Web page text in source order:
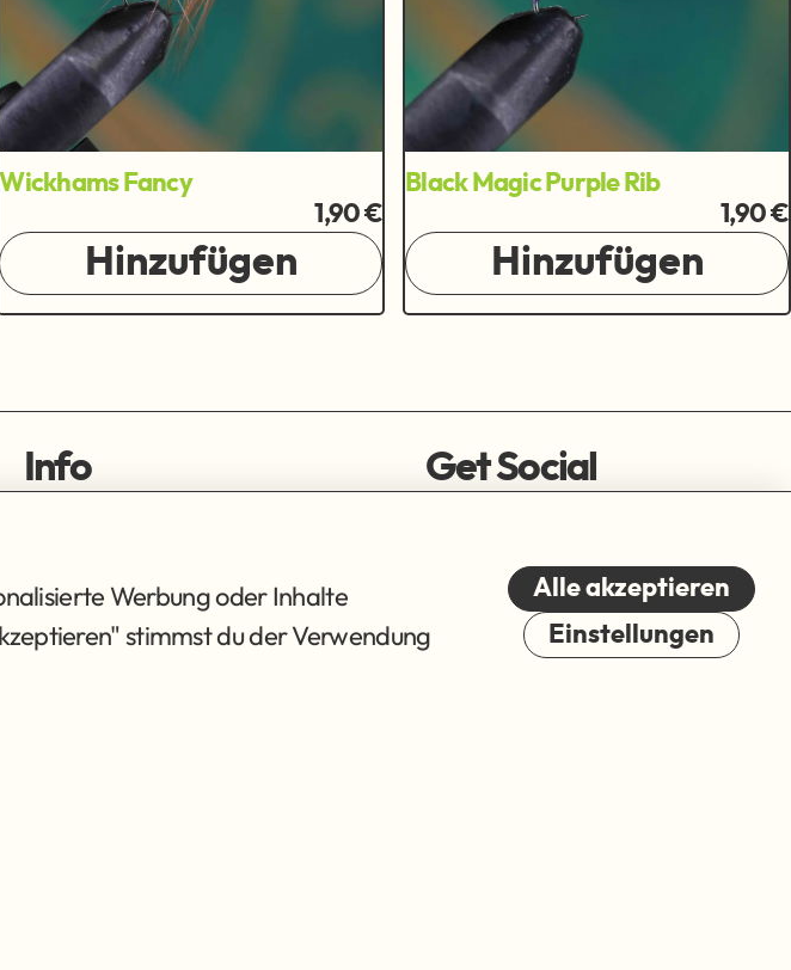
Wickhams Fancy
1,90 €
Hinzufügen
Black Magic Purple Rib
1,90 €
Hinzufügen
Info
AGB
Get Social
Cookies
Werbung oder Inhalte
stimmst du der Verwendung
Alle akzeptieren
Einstellungen